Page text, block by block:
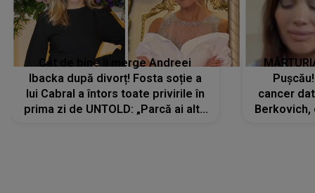
Cât de bine îi merge Andreei
Ibacka după divorț! Fosta soție a
lui Cabral a întors toate privirile în
prima zi de UNTOLD: „Parcă ai altă
cancer
Berkovich,